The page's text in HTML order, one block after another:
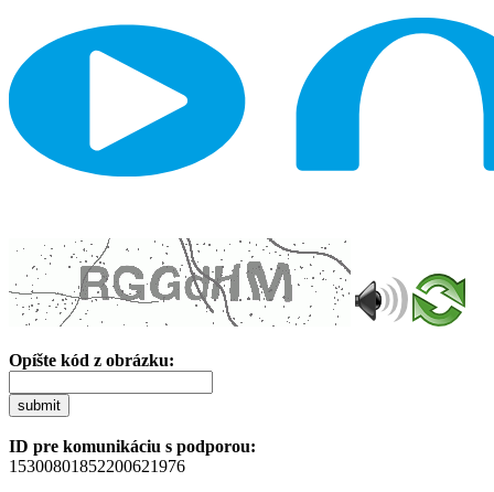
Opíšte kód z obrázku:
submit
ID pre komunikáciu s podporou:
15300801852200621976